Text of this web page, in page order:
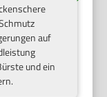
auf
und ein